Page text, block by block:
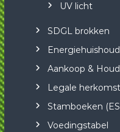
UV licht
SDGL brokken
Aankoop &
Legale herkomst
Stamboeken
Voedingstabel